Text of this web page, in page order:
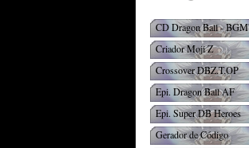
CD Dragon Ball -
Criador Moji Z
Crossover DBZ.T.OP
Epi. Dragon Ball AF
Epi. Super DB Heroes
Gerador de Código